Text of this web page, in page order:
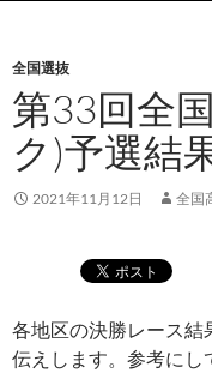
ン
ツ
へ
ス
キ
ッ
全国選抜
第33回全
ク)予選結
2021年11月12日 全国
各地区の決勝レース結
伝えします。参考にし